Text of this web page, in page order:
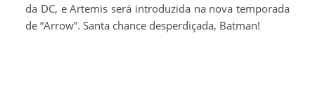
da DC, e Artemis será introduzida na nova temporada
de “Arrow”. Santa chance desperdiçada, Batman!